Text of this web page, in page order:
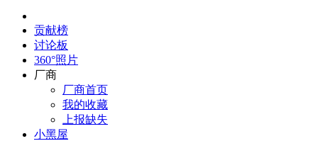
贡献榜
讨论板
360°照片
厂商
厂商首页
我的收藏
上报缺失
小黑屋